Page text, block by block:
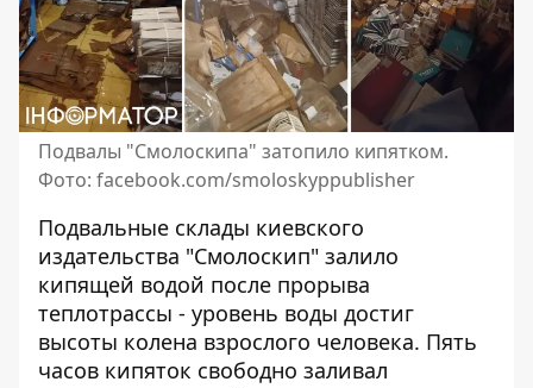
Подвалы "Смолоскипа" затопило кипятком.
Фото: facebook.com/smoloskyppublisher
Подвальные склады киевского
издательства "Смолоскип" залило
кипящей водой после прорыва
теплотрассы - уровень воды достиг
высоты колена взрослого человека. Пять
часов кипяток свободно заливал